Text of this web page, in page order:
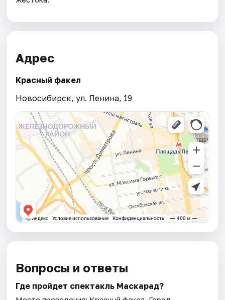
Адрес
Красный факел
Новосибирск, ул. Ленина, 19
Вопросы и ответы
Где пройдет спектакль Маскарад?